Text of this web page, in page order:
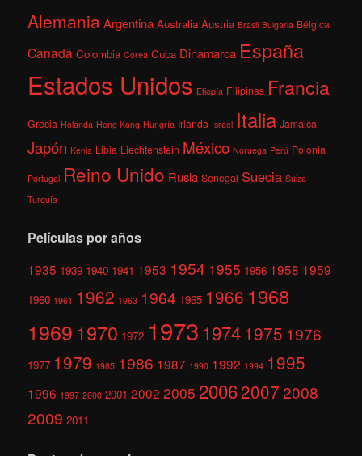
AlemaniaArgentina Australia Austria Brasil Bulgaria Bélgica
Canadá Colombia Corea Cuba Dinamarca España
Estados Unidos Etiopía Filipinas Francia
Grecia Holanda Hong Kong Hungría Irlanda Israel Italia Jamaica
Japón Kenia Libia Liechtenstein México Noruega Perú Polonia
Portugal Reino Unido Rusia Senegal Suecia Suiza
Turquía
Películas por años
1935 1939 1940 1941 1953 1954 1955 1956 1958 1959
1960 1961 1962 1963 1964 1965 1966 1968
1969 1970 1972 1973 1974 1975 1976
1977 1979 1985 1986 1987 1990 1992 1994 1995
1996 1997 2000 2001 2002 2005 200620072008
2009 2011